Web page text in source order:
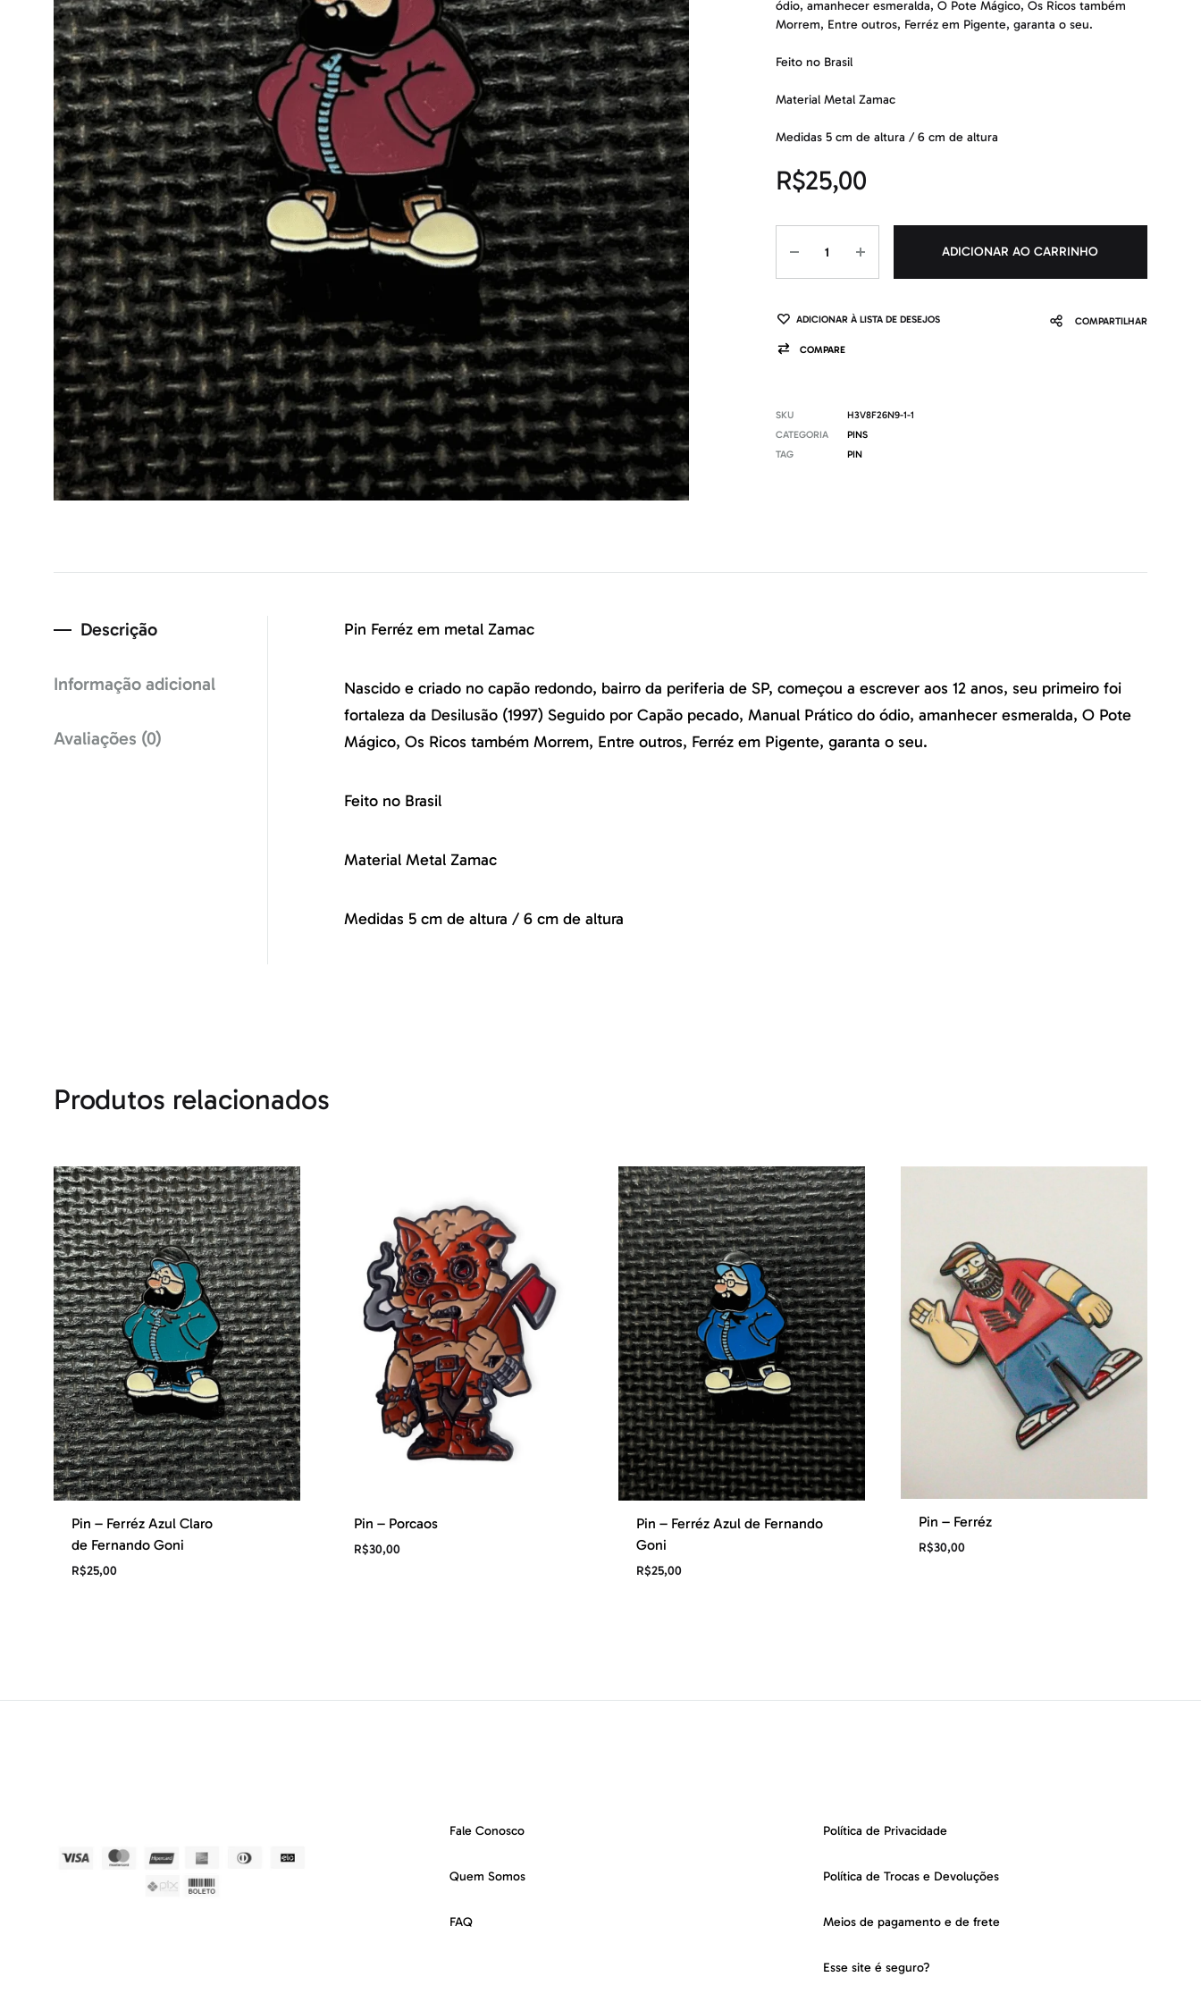
ódio, amanhecer esmeralda, O Pote Mágico, Os Ricos também
Morrem, Entre outros, Ferréz em Pigente, garanta o seu.
Feito no Brasil
Material Metal Zamac
Medidas 5 cm de altura / 6 cm de altura
R$25,00
ADICIONAR AO CARRINHO
ADICIONAR À LISTA DE DESEJOS COMPARTILHAR
COMPARE
SKU
H3V8F26N9-1-1
CATEGORIA
PINS
TAG
PIN
Descrição
Informação adicional
Avaliações (0)
Pin Ferréz em metal Zamac
Nascido e criado no capão redondo, bairro da periferia de SP, começou a escrever aos 12 anos, seu primeiro foi
fortaleza da Desilusão (1997) Seguido por Capão pecado, Manual Prático do ódio, amanhecer esmeralda, O Pote
Mágico, Os Ricos também Morrem, Entre outros, Ferréz em Pigente, garanta o seu.
Feito no Brasil
Material Metal Zamac
Medidas 5 cm de altura / 6 cm de altura
Produtos relacionados
Pin – Ferréz Azul Claro
de Fernando Goni
R$25,00
Pin – Porcaos
R$30,00
Pin – Ferréz Azul de Fernando
Goni
R$25,00
Pin – Ferréz
R$30,00
Fale Conosco
Quem Somos
FAQ
Política de Privacidade
Política de Trocas e Devoluções
Meios de pagamento e de frete
Esse site é seguro?